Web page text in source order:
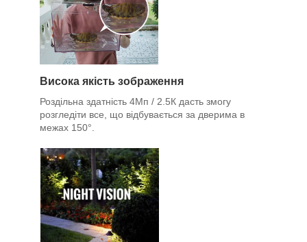
Висока якість зображення
Роздільна здатність 4Мп / 2.5К дасть змогу
розгледіти все, що відбувається за дверима в
межах 150°.